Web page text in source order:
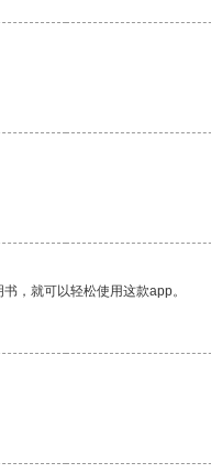
，就可以轻松使用这款app。